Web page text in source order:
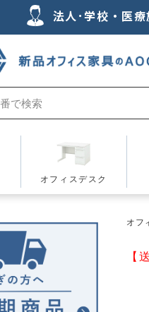
法人･学校・医
オフィスデスク
オフ
【